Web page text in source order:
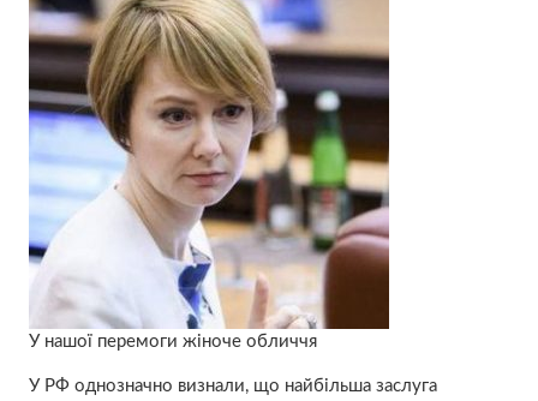
У нашої перемоги жіноче обличчя
У РФ однозначно визнали, що найбільша заслуга